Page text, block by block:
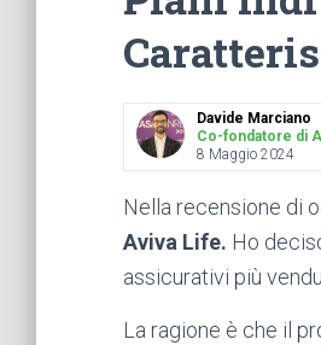
Davide Marciano
Co-fondatore di
8 Maggio 2024
Nella recensione di
Aviva Life. Ho
assicurativi più
La ragione è che il